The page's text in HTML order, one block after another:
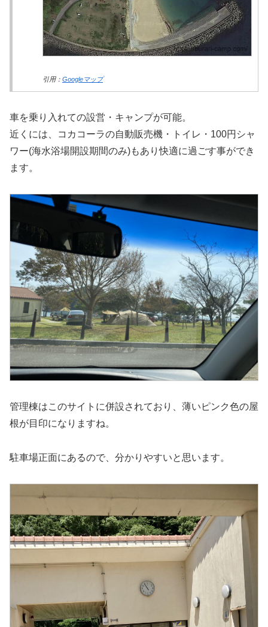
引用： Googleマップ
車を乗り入れての設営・キャンプが可能。
近くには、コカコーラの自動販売機・トイレ・100円シャ
ワー(海水浴場開設期間のみ)もあり快適に過ごす事ができ
ます。
管理棟はこのサイトに併設されており、薄いピンク色の屋
根が目印になりますね。
駐車場正面にあるので、分かりやすいと思います。